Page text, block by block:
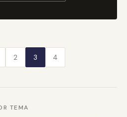
2 3 4
TEMA